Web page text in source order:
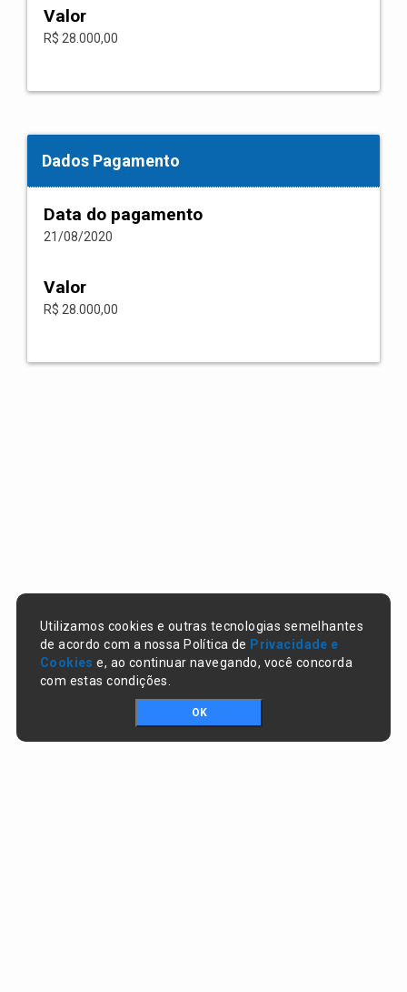
Valor
R$ 28.000,00
Dados Pagamento
Data do pagamento
21/08/2020
Valor
R$ 28.000,00
Utilizamos cookies e outras tecnologias semelhantes
de acordo com a nossa Política de Privacidade e
Cookies e, ao continuar navegando, você concorda
com estas condições.
OK